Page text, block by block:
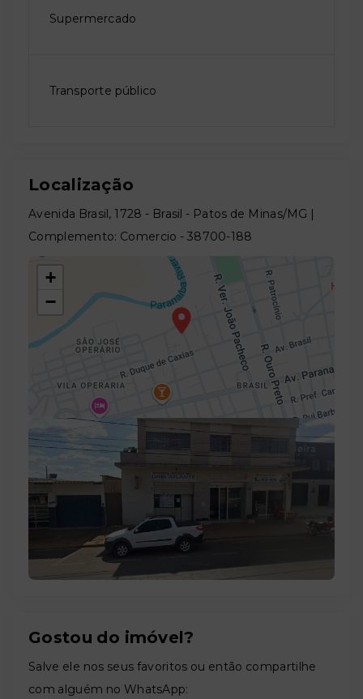
Supermercado
Transporte público
Localização
Avenida Brasil, 1728 - Brasil - Patos de Minas/MG |
Complemento: Comercio - 38700-188
+
−
Leaflet
Gostou do imóvel?
Salve ele nos seus favoritos ou então compartilhe
com alguém no WhatsApp: